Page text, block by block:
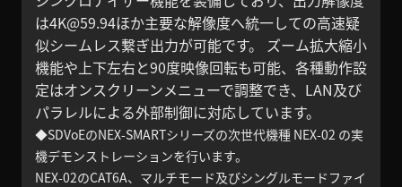
は4K@59.94ほか主要な解像度へ統一しての高速疑
似シームレス繋ぎ出力が可能です。 ズーム拡大縮小
機能や上下左右と90度映像回転も可能、各種動作設
定はオンスクリーンメニューで調整でき、LAN及び
パラレルによる外部制御に対応しています。
◆SDVoEのNEX-SMARTシリーズの次世代機種 NEX-02 の実
機デモンストレーションを行います。
NEX-02のCAT6A、マルチモード及びシングルモードファイ